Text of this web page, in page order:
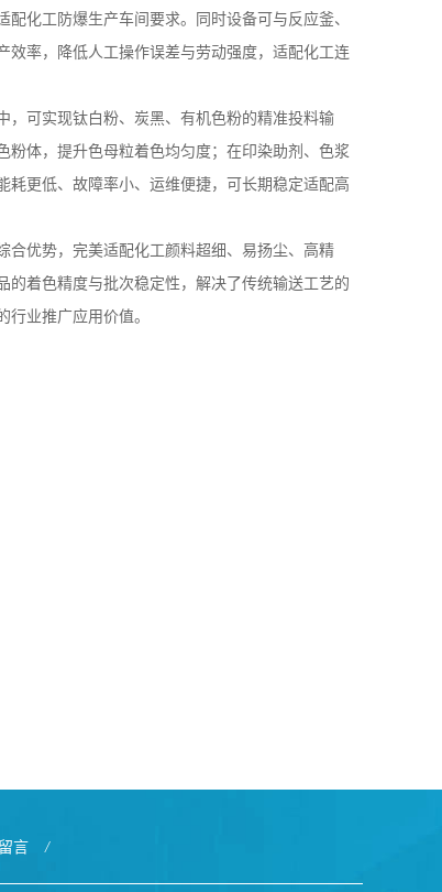
化工防爆生产车间要求。同时设备可与反应釜、
效率，降低人工操作误差与劳动强度，适配化工连
，可实现钛白粉、炭黑、有机色粉的精准投料输
体，提升色母粒着色均匀度；在印染助剂、色浆
更低、故障率小、运维便捷，可长期稳定适配高
合优势，完美适配化工颜料超细、易扬尘、高精
的着色精度与批次稳定性，解决了传统输送工艺的
业推广应用价值。
言 /